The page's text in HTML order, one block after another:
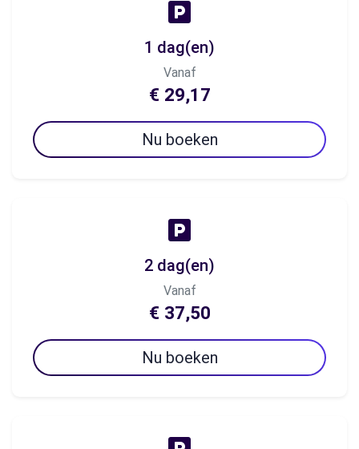
1 dag(en)
Vanaf
€ 29,17
Nu boeken
2 dag(en)
Vanaf
€ 37,50
Nu boeken